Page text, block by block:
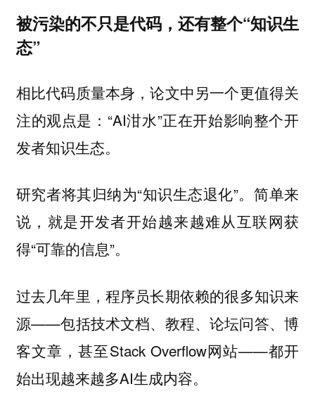
被污染的不只是代码，还有整个“知识生
态”
相比代码质量本身，论文中另一个更值得关
注的观点是：“AI泔水”正在开始影响整个开
发者知识生态。
研究者将其归纳为“知识生态退化”。简单来
说，就是开发者开始越来越难从互联网获
得“可靠的信息”。
过去几年里，程序员长期依赖的很多知识来
源——包括技术文档、教程、论坛问答、博
客文章，甚至Stack Overflow网站——都开
始出现越来越多AI生成内容。